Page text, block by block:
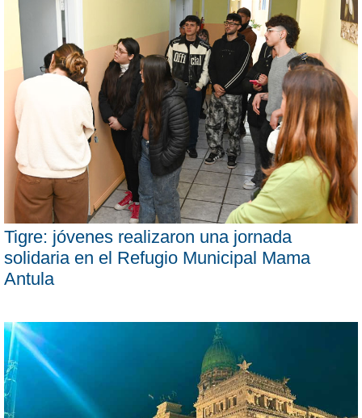
Tigre: jóvenes realizaron una jornada
solidaria en el Refugio Municipal Mama
Antula